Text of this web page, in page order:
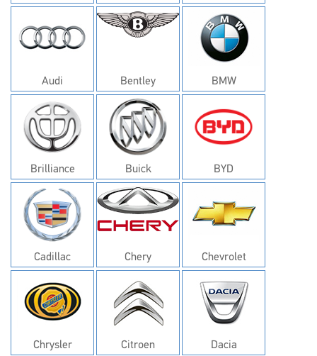
Audi Bentley BMW
Brilliance Buick BYD
Cadillac Chery Chevrolet
Chrysler Citroen Dacia